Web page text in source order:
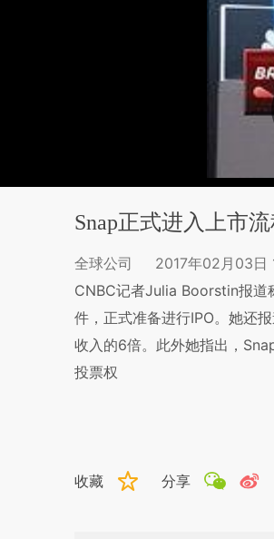
Snap正式进入上市流
全球公司
2017年02月03日
CNBC记者Julia Boorstin报道
件，正式准备进行IPO。她还
收入的6倍。此外她指出，
投票权
收藏 分享